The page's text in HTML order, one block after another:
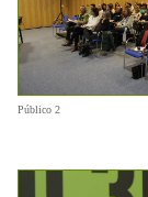
Público 2